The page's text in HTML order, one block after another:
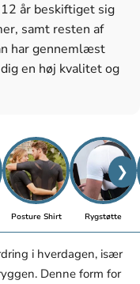
år beskiftiget sig
samt resten af
har gennemlæst
en høj kvalitet og
❯
Posture Shirt Rygstøtte
i hverdagen, især
Denne form for